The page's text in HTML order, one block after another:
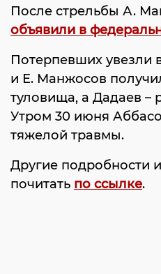
После стрельбы А.
объявили в
Потерпевших увезли
и Е. Манжосов
туловища, а Дадаев –
Утром 30 июня
тяжелой травмы.
Другие подробности
почитать по ссылке.